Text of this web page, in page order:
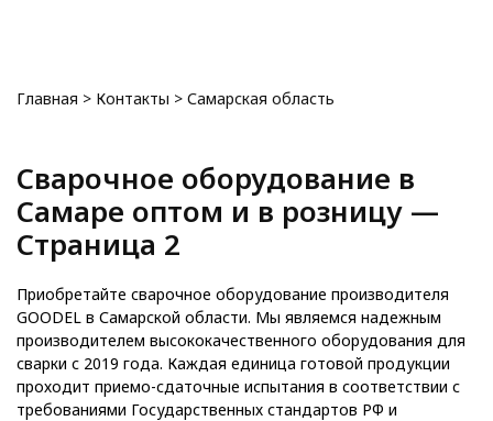
Главная > Контакты > Самарская облaсть
Сварочное оборудование в
Самаре оптом и в розницу —
Страница 2
Приобретайте сварочное оборудование производителя
GOODEL в Самарской области. Мы являемся надежным
производителем высококачественного оборудования для
сварки с 2019 года. Каждая единица готовой продукции
проходит приемо-сдаточные испытания в соответствии с
требованиями Государственных стандартов РФ и